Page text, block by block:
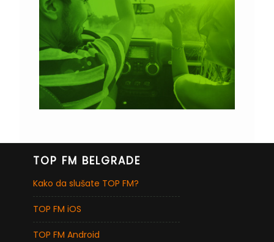
TOP FM BELGRADE
Kako da slušate TOP FM?
TOP FM iOS
TOP FM Android